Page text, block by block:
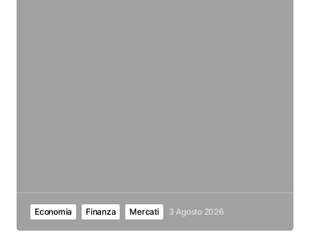
Economia Finanza Mercati 3 Agosto 2026